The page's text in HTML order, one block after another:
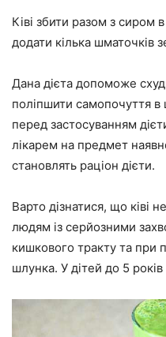
Ківі збити разом з сиром
додати кілька шматочків
Дана дієта допоможе
поліпшити самопочуття в
перед застосуванням
лікарем на предмет
становлять раціон дієти.
Варто дізнатися, що ківі
людям із серйозними
кишкового тракту та при
шлунка. У дітей до 5